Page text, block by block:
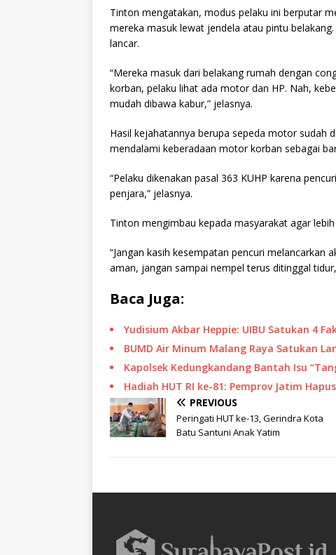
Tinton mengatakan, modus pelaku ini berputar
mereka masuk lewat jendela atau pintu
lancar.
“Mereka masuk dari belakang rumah dengan
korban, pelaku lihat ada motor dan HP. Nah,
mudah dibawa kabur,” jelasnya.
Hasil kejahatannya berupa sepeda motor sudah
mendalami keberadaan motor korban sebagai
“Pelaku dikenakan pasal 363 KUHP karena
penjara,” jelasnya.
Tinton mengimbau kepada masyarakat agar
“Jangan kasih kesempatan pencuri melancarkan
aman, jangan sampai nempel terus ditinggal
Baca Juga:
Yudisium Akbar Heppie: UIBU Satukan 4
BUMD Air Minum Malang Raya Satukan
Kapolsek Kedungkandang Bantah Isu
Hadiah HUT RI ke-81: Pemprov Jatim
PREVIOUS
Peringati HUT ke-13, Gerindra Kota
Batu Santuni Anak Yatim